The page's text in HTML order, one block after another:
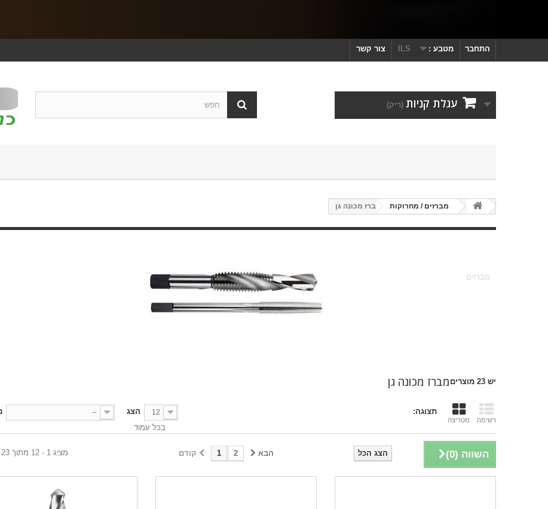
התחבר מטבע : ILS צור קשר
עגלת קניות (ריק)
מברזים / מחרוקות מברז מכונה גן
מברזים
מברז מכונה גן יש 23 מוצרים
תצוגה:
מטריצה רשימה
-- הצג 12
בכל עמוד
השווה (0
) הצג הכל קודם 1 2 הבא מציג 1 - 12 מתוך 23 פריטים